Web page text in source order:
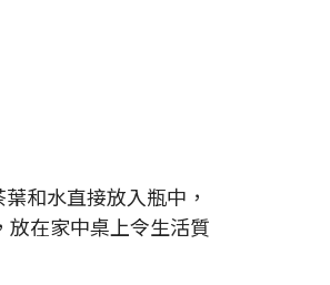
和水直接放入瓶中，
放在家中桌上令生活質